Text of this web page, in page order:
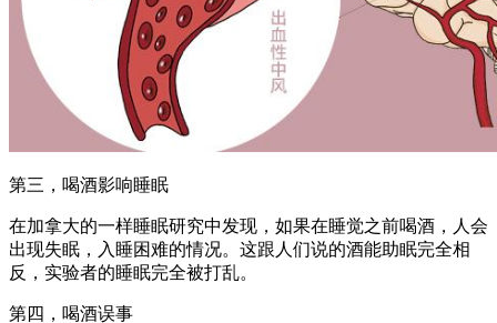
第三，喝酒影响睡眠
在加拿大的一样睡眠研究中发现，如果在睡觉之前喝酒，人会
出现失眠，入睡困难的情况。这跟人们说的酒能助眠完全相
反，实验者的睡眠完全被打乱。
第四，喝酒误事